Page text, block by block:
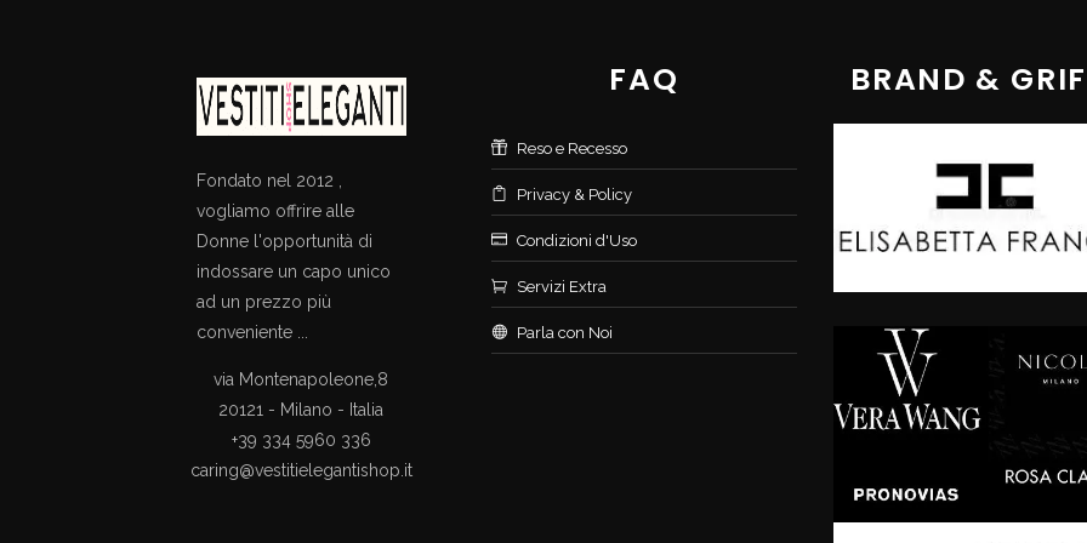
Fondato nel 2012 ,
vogliamo offrire alle
Donne l'opportunità di
indossare un capo unico
ad un prezzo più
conveniente ...
via Montenapoleone,8
20121 - Milano - Italia
+39 334 5960 336
caring@vestitielegantishop.it
FAQ
Reso e Recesso
Privacy & Policy
Condizioni d'Uso
Servizi Extra
Parla con Noi
BRAND &